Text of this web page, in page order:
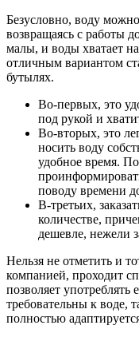
Безусловно, воду
возвращаясь с работы
малы, и воды хватает
отличным вариантом
бутылях.
Во-первых, это
под рукой и
Во-вторых, это
носить воду
удобное время.
поводу времени
В-третьих,
количестве,
дешевле, нежели
Нельзя не отметить и
компанией, проходит
позволяет
требовательны к воде,
полностью